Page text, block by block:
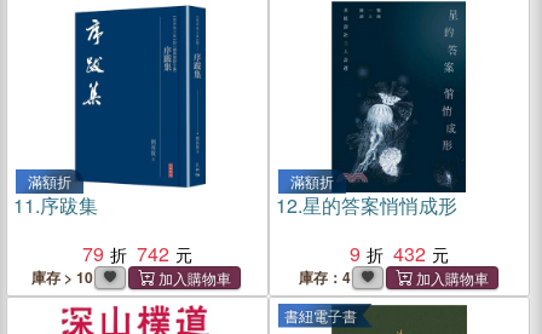
滿額折
11.序跋集
79
742
庫存 > 10
滿額折
12.星的答案悄悄成形
9
432
庫存：4
書紐電子書